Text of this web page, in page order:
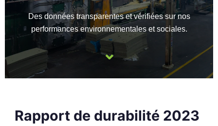
Des données transparentes et vérifiées sur nos
performances environnementales et sociales.
⌄
Rapport de durabilité 2023